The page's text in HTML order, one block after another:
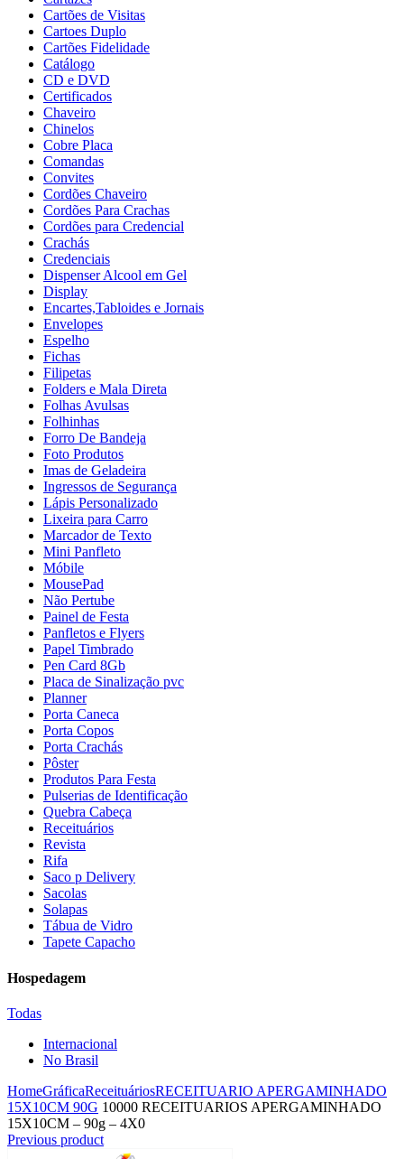
Cartões de Visitas
Cartoes Duplo
Cartões Fidelidade
Catálogo
CD e DVD
Certificados
Chaveiro
Chinelos
Cobre Placa
Comandas
Convites
Cordões Chaveiro
Cordões Para Crachas
Cordões para Credencial
Crachás
Credenciais
Dispenser Alcool em Gel
Display
Encartes,Tabloides e Jornais
Envelopes
Espelho
Fichas
Filipetas
Folders e Mala Direta
Folhas Avulsas
Folhinhas
Forro De Bandeja
Foto Produtos
Imas de Geladeira
Ingressos de Segurança
Lápis Personalizado
Lixeira para Carro
Marcador de Texto
Mini Panfleto
Móbile
MousePad
Não Pertube
Painel de Festa
Panfletos e Flyers
Papel Timbrado
Pen Card 8Gb
Placa de Sinalização pvc
Planner
Porta Caneca
Porta Copos
Porta Crachás
Pôster
Produtos Para Festa
Pulserias de Identificação
Quebra Cabeça
Receituários
Revista
Rifa
Saco p Delivery
Sacolas
Solapas
Tábua de Vidro
Tapete Capacho
Hospedagem
Todas
Internacional
No Brasil
HomeGráficaReceituáriosRECEITUARIO APERGAMINHADO
15X10CM 90G 10000 RECEITUARIOS APERGAMINHADO
15X10CM – 90g – 4X0
Previous product